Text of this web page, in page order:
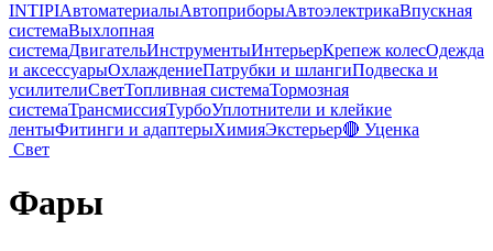
INTIPIАвтоматериалыАвтоприборыАвтоэлектрикаВпускная
системаВыхлопная
системаДвигательИнструментыИнтерьерКрепеж колесОдежда
и аксессуарыОхлаждениеПатрубки и шлангиПодвеска и
усилителиСветТопливная системаТормозная
системаТрансмиссияТурбоУплотнители и клейкие
лентыФитинги и адаптерыХимияЭкстерьер🔴 Уценка
Свет
Фары